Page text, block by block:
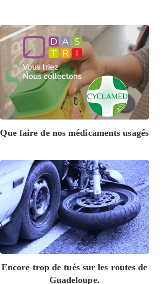
Que faire de nos médicaments usagés
Encore trop de tués sur les routes de
Guadeloupe.